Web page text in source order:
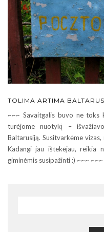
TOLIMA ARTIMA
~~~ Savaitgalis buvo ne toks
turėjome nuotykį –
Baltarusiją. Susitvarkėme
Kadangi jau ištekėjau, reikia
giminėmis susipažinti :) ~~~